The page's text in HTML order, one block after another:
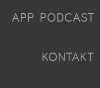
APP PODCAST
KONTAKT